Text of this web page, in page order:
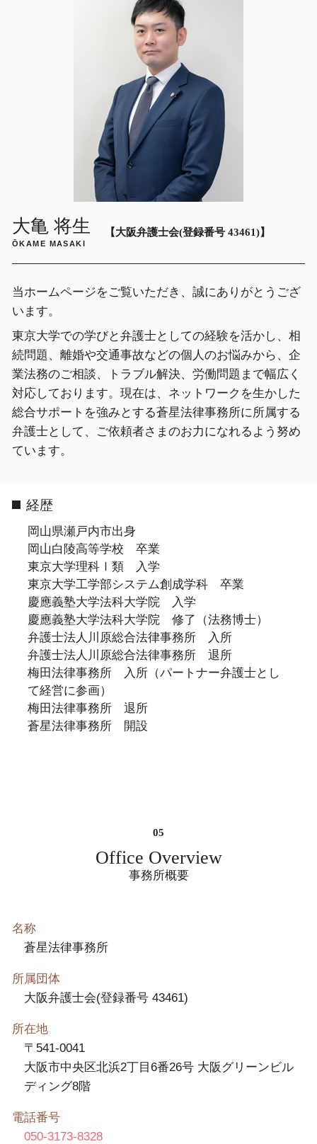
労働問題 弁護士 相談 大阪市中央区
借金問題 弁護士 相談 大阪府
sns 削除依頼 弁護士 大阪
示談交渉 弁護士 相談 大阪府
ホストクラブ 高額請求 弁護士 相談 大阪
企業法務 弁護士 相談 大阪市中央区
残業代請求 弁護士 相談 大阪府
労働問題 弁護士 相談 大阪府
刑事事件 弁護士 相談 大阪府
痴漢 逮捕後 弁護士 相談 大阪市中央区
大亀 将生
ŌKAME MASAKI
【大阪弁護士会(登録番号 43461)】
当ホームページをご覧いただき、誠にありがとうござ
います。
東京大学での学びと弁護士としての経験を活かし、相
続問題、離婚や交通事故などの個人のお悩みから、企
業法務のご相談、トラブル解決、労働問題まで幅広く
対応しております。現在は、ネットワークを生かした
総合サポートを強みとする蒼星法律事務所に所属する
弁護士として、ご依頼者さまのお力になれるよう努め
ています。
経歴
岡山県瀬戸内市出身
岡山白陵高等学校 卒業
東京大学理科Ⅰ類 入学
東京大学工学部システム創成学科 卒業
慶應義塾大学法科大学院 入学
慶應義塾大学法科大学院 修了（法務博士）
弁護士法人川原総合法律事務所 入所
弁護士法人川原総合法律事務所 退所
梅田法律事務所 入所（パートナー弁護士とし
て経営に参画）
梅田法律事務所 退所
蒼星法律事務所 開設
Office Overview
事務所概要
名称
蒼星法律事務所
所属団体
大阪弁護士会(登録番号 43461)
所在地
〒541-0041
大阪市中央区北浜2丁目6番26号 大阪グリーンビル
ディング8階
電話番号
050-3173-8328